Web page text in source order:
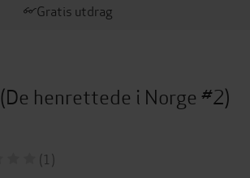
Gratis utdrag
(De henrettede i Norge #2)
(1)